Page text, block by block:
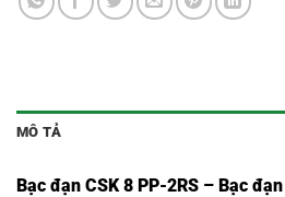
MÔ TẢ
Bạc đạn CSK 8 PP-2RS – Bạc